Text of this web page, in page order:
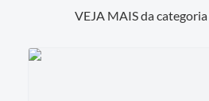
VEJA MAIS da categoria